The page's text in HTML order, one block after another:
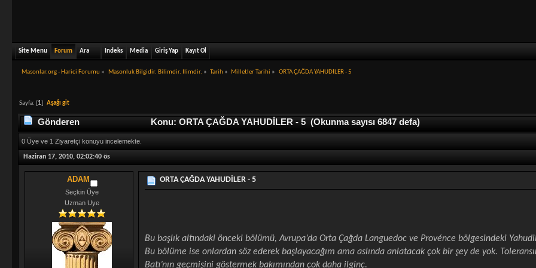
Site Menu Forum Ara Indeks Media Giriş Yap Kayıt Ol
Masonlar.org - Harici Forumu » Masonluk Bilgidir. Bilimdir. Ilimdir. » Tarih » Milletler Tarihi » ORTA ÇAĞDA YAHUDİLER - 5
Sayfa: [1]Aşağı git
Gönderen Konu: ORTA ÇAĞDA YAHUDİLER - 5 (Okunma sayısı 6847 defa)
0 Üye ve 1 Ziyaretçi konuyu incelemekte.
Haziran 17, 2010, 02:02:40 ös
ADAM
Seçkin Üye
Uzman Uye
ORTA ÇAĞDA YAHUDİLER - 5
Bu başlık altındaki önceki bölümü, Avrupa’da Orta Çağda Languedoc ve Provénce bölgesindeki
Bu bölüme ise onlardan söz ederek başlayacağım ama aslında anlatacak çok bir şey de yok.
Batı’nın geçmişini göstermek bakımından çok daha ilginç.